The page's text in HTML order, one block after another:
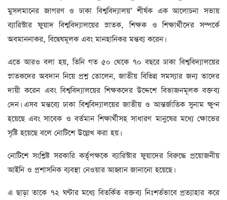
মুসলমানের জাগরণ ও ঢাকা বিশ্ববিদ্যালয়’ শীর্ষক এক আলোচনা সভায়
ব্যারিস্টার ফুয়াদ বিশ্ববিদ্যালয়ের স্নাতক, শিক্ষক ও শিক্ষার্থীদের সম্পর্কে
অবমাননাকর, বিদ্বেষমূলক এবং মানহানিকর মন্তব্য করেন।
এতে আরও বলা হয়, তিনি গত ৫০ থেকে ৭০ বছরে ঢাকা বিশ্ববিদ্যালয়ের
স্নাতকদের অবদান নিয়ে প্রশ্ন তোলেন, জাতীয় বিভিন্ন সমস্যার জন্য তাদের
দায়ী করেন এবং বিশ্ববিদ্যালয়ের শিক্ষকদের উদ্দেশে বিভাজনমূলক বক্তব্য
দেন। এসব মন্তব্যে ঢাকা বিশ্ববিদ্যালয়ের জাতীয় ও আন্তর্জাতিক সুনাম ক্ষুণ্ন
হয়েছে এবং সাবেক ও বর্তমান শিক্ষার্থীসহ সাধারণ মানুষের মধ্যে ক্ষোভের
সৃষ্টি হয়েছে বলে নোটিশে উল্লেখ করা হয়।
নোটিশে সংশ্লিষ্ট সরকারি কর্তৃপক্ষকে ব্যারিস্টার ফুয়াদের বিরুদ্ধে প্রয়োজনীয়
আইনি ও প্রশাসনিক ব্যবস্থা নেওয়ার আহ্বান জানানো হয়েছে।
এ ছাড়া তাকে ৭২ ঘণ্টার মধ্যে বিতর্কিত বক্তব্য নিঃশর্তভাবে প্রত্যাহার করে